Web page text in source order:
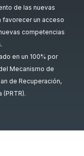
de las nuevas
favorecer un acceso
competencias
en un 100% por
Mecanismo de
de Recuperación,